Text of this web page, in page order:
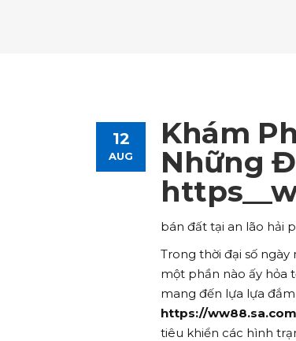
Team List
Advanced Link Section
Team List
12
AUG
Khám
Những
bán đất tại an lão hải
Trong thời đại số
một phần nào ấy hỏa
mang đến lựa lựa
https://
tiêu khiển các hình